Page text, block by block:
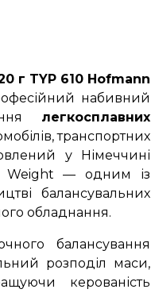
г TYP 610 Hofmann
набивний
легкосплавних
транспортних
у Німеччині
Weight — одним із
балансувальних
обладнання.
балансування
розподіл маси,
керованість